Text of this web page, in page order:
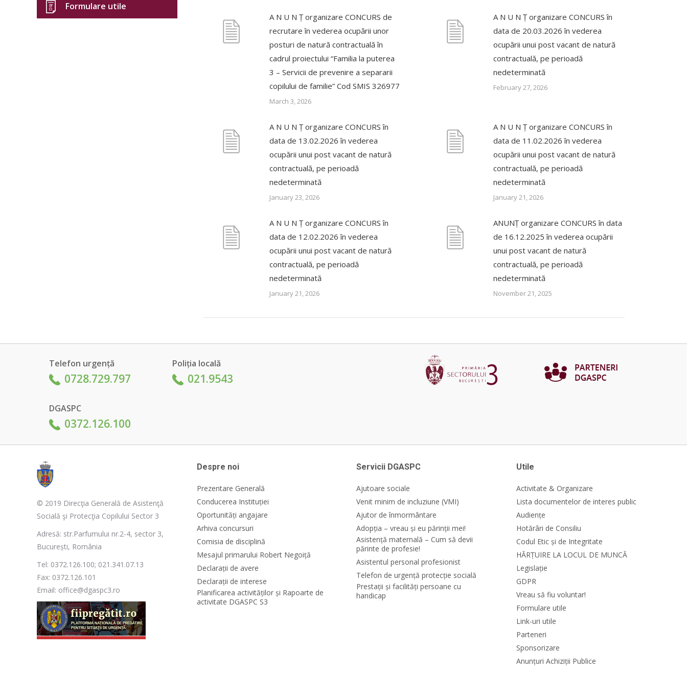
A N U N Ț organizare CONCURS de
recrutare în vederea ocupării unor
posturi de natură contractuală în
cadrul proiectului “Familia la puterea
3 – Servicii de prevenire a separarii
copilului de familie” Cod SMIS 326977
March 3, 2026
A N U N Ț organizare CONCURS în
data de 20.03.2026 în vederea
ocupării unui post vacant de natură
contractuală, pe perioadă
nedeterminată
February 27, 2026
A N U N Ț organizare CONCURS în
data de 13.02.2026 în vederea
ocupării unui post vacant de natură
contractuală, pe perioadă
nedeterminată
January 23, 2026
A N U N Ț organizare CONCURS în
data de 11.02.2026 în vederea
ocupării unui post vacant de natură
contractuală, pe perioadă
nedeterminată
January 21, 2026
A N U N Ț organizare CONCURS în
data de 12.02.2026 în vederea
ocupării unui post vacant de natură
contractuală, pe perioadă
nedeterminată
January 21, 2026
ANUNȚ organizare CONCURS în data
de 16.12.2025 în vederea ocupării
unui post vacant de natură
contractuală, pe perioadă
nedeterminată
November 21, 2025
Formulare utile
Telefon urgență
0728.729.797
Poliția locală
021.9543
DGASPC
0372.126.100
© 2019 Direcţia Generală de Asistenţă
Socială şi Protecţia Copilului Sector 3
Adresă: str.Parfumului nr.2-4, sector 3,
București, România
Tel: 0372.126.100; 021.341.07.13
Fax: 0372.126.101
Email: office@dgaspc3.ro
Despre noi
Prezentare Generală
Conducerea Instituției
Oportunități angajare
Arhiva concursuri
Comisia de disciplină
Mesajul primarului Robert Negoiță
Declarații de avere
Declarații de interese
Planificarea activităților și Rapoarte de
activitate DGASPC S3
Servicii DGASPC
Ajutoare sociale
Venit minim de incluziune (VMI)
Ajutor de înmormântare
Adopția – vreau și eu părinții mei!
Asistență maternală – Cum să devii
părinte de profesie!
Asistentul personal profesionist
Telefon de urgență protecție socială
Prestații și facilități persoane cu
handicap
Utile
Activitate & Organizare
Lista documentelor de interes public
Audiențe
Hotărâri de Consiliu
Codul Etic și de Integritate
HĂRȚUIRE LA LOCUL DE MUNCĂ
Legislație
GDPR
Vreau să fiu voluntar!
Formulare utile
Link-uri utile
Parteneri
Sponsorizare
Anunțuri Achiziții Publice